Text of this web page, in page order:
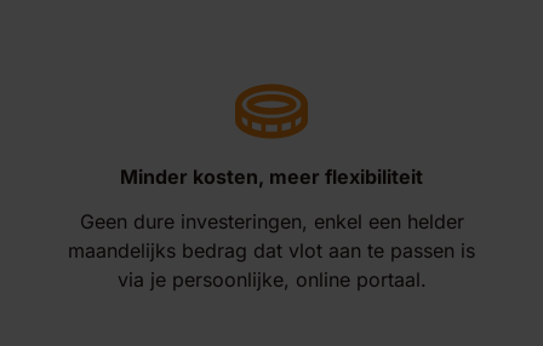
Minder kosten, meer flexibiliteit
Geen dure investeringen, enkel een helder
maandelijks bedrag dat vlot aan te passen is
via je persoonlijke, online portaal.